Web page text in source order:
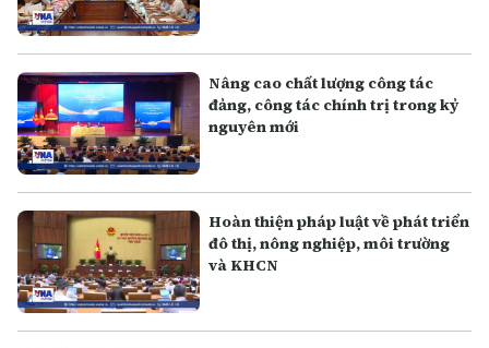
Nâng cao chất lượng công tác
đảng, công tác chính trị trong kỷ
nguyên mới
Hoàn thiện pháp luật về phát triển
đô thị, nông nghiệp, môi trường
và KHCN